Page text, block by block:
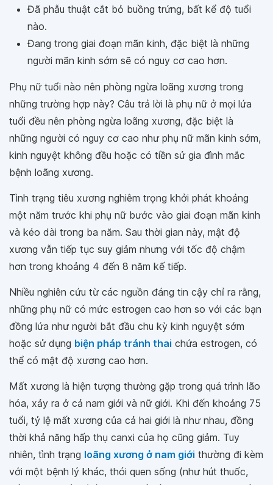
Đã phẫu thuật cắt bỏ buồng trứng, bất kể độ tuổi
nào.
Đang trong giai đoạn mãn kinh, đặc biệt là những
người mãn kinh sớm sẽ có nguy cơ cao hơn.
Phụ nữ tuổi nào nên phòng ngừa loãng xương trong
những trường hợp này? Câu trả lời là phụ nữ ở mọi lứa
tuổi đều nên phòng ngừa loãng xương, đặc biệt là
những người có nguy cơ cao như phụ nữ mãn kinh sớm,
kinh nguyệt không đều hoặc có tiền sử gia đình mắc
bệnh loãng xương.
Tình trạng tiêu xương nghiêm trọng khởi phát khoảng
một năm trước khi phụ nữ bước vào giai đoạn mãn kinh
và kéo dài trong ba năm. Sau thời gian này, mật độ
xương vẫn tiếp tục suy giảm nhưng với tốc độ chậm
hơn trong khoảng 4 đến 8 năm kế tiếp.
Nhiều nghiên cứu từ các nguồn đáng tin cậy chỉ ra rằng,
những phụ nữ có mức estrogen cao hơn so với các bạn
đồng lứa như người bắt đầu chu kỳ kinh nguyệt sớm
hoặc sử dụng biện pháp tránh thai chứa estrogen, có
thể có mật độ xương cao hơn.
Mất xương là hiện tượng thường gặp trong quá trình lão
hóa, xảy ra ở cả nam giới và nữ giới. Khi đến khoảng 75
tuổi, tỷ lệ mất xương của cả hai giới là như nhau, đồng
thời khả năng hấp thụ canxi của họ cũng giảm. Tuy
nhiên, tình trạng loãng xương ở nam giới thường đi kèm
với một bệnh lý khác, thói quen sống (như hút thuốc,